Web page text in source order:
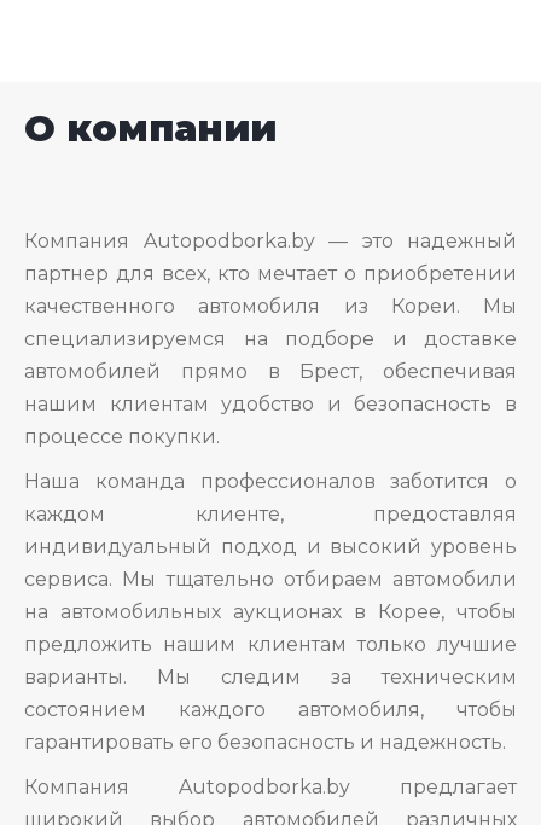
О компании
Компания Autopodborka.by — это надежный
партнер для всех, кто мечтает о приобретении
качественного автомобиля из Кореи. Мы
специализируемся на подборе и доставке
автомобилей прямо в Брест, обеспечивая
нашим клиентам удобство и безопасность в
процессе покупки.
Наша команда профессионалов заботится о
каждом клиенте, предоставляя
индивидуальный подход и высокий уровень
сервиса. Мы тщательно отбираем автомобили
на автомобильных аукционах в Корее, чтобы
предложить нашим клиентам только лучшие
варианты. Мы следим за техническим
состоянием каждого автомобиля, чтобы
гарантировать его безопасность и надежность.
Компания Autopodborka.by предлагает
широкий выбор автомобилей различных